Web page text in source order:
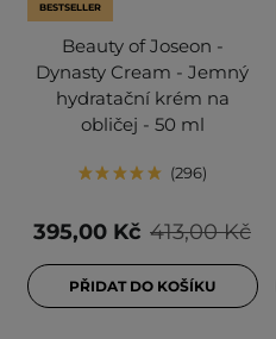
BESTSELLER
Beauty of Joseon -
Dynasty Cream - Jemný
hydratační krém na
obličej - 50 ml
296
413,00 Kč
395,00 Kč
PŘIDAT DO KOŠÍKU